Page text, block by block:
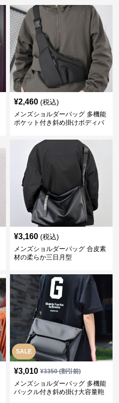
¥2,460 (税込)
メンズショルダーバッグ 多機能
ポケット付き斜め掛けボディバ
¥3,160 (税込)
メンズショルダーバッグ 合皮素
材の柔らか三日月型
SALE
¥3,010 ¥3350(割引前)
メンズショルダーバッグ 多機能
バックル付き斜め掛け大容量鞄